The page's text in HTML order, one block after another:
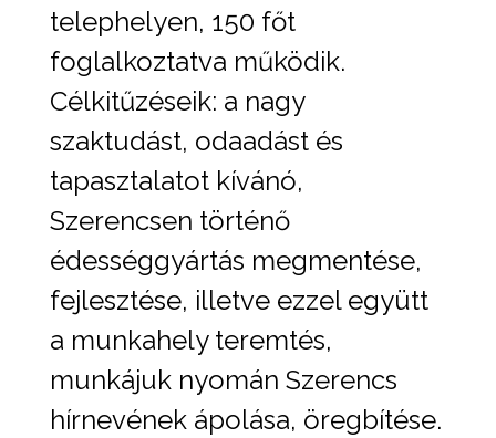
telephelyen, 150 főt
foglalkoztatva működik.
Célkitűzéseik: a nagy
szaktudást, odaadást és
tapasztalatot kívánó,
Szerencsen történő
édességgyártás megmentése,
fejlesztése, illetve ezzel együtt
a munkahely teremtés,
munkájuk nyomán Szerencs
hírnevének ápolása, öregbítése.